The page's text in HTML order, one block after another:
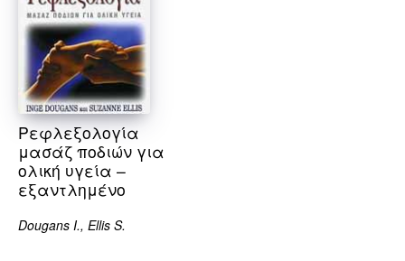
Ρεφλεξολογία
μασάζ ποδιών για
ολική υγεία –
εξαντλημένο
Dougans I., Ellis S.